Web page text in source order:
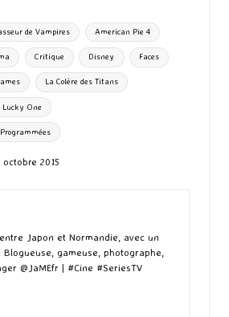
l
ky bl
r
de Vampires American Pie 4
Critique Disney Faces
La Colère des Titans
Lucky One
2015
Japon et Normandie, avec un
gameuse, photographe,
@JaMEfr | #Cine #SeriesTV